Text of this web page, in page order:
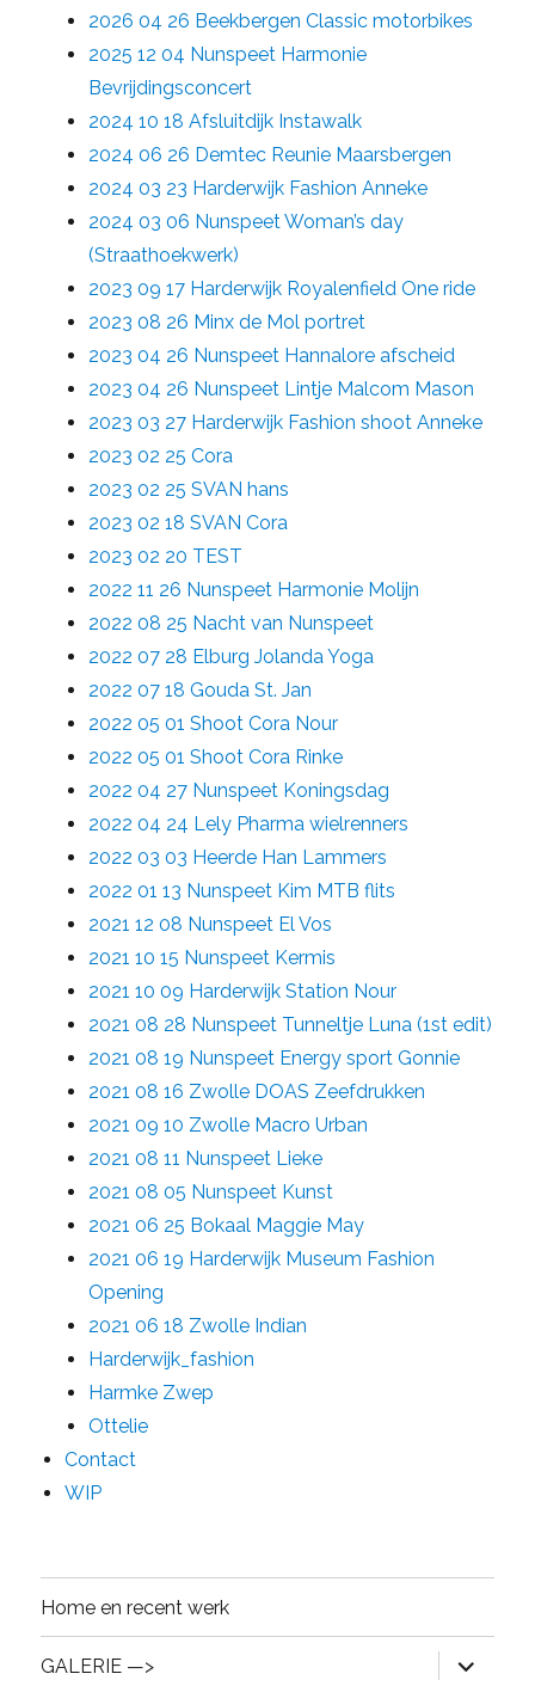
2026 04 26 Beekbergen Classic motorbikes
2025 12 04 Nunspeet Harmonie
Bevrijdingsconcert
2024 10 18 Afsluitdijk Instawalk
2024 06 26 Demtec Reunie Maarsbergen
2024 03 23 Harderwijk Fashion Anneke
2024 03 06 Nunspeet Woman’s day
(Straathoekwerk)
2023 09 17 Harderwijk Royalenfield One ride
2023 08 26 Minx de Mol portret
2023 04 26 Nunspeet Hannalore afscheid
2023 04 26 Nunspeet Lintje Malcom Mason
2023 03 27 Harderwijk Fashion shoot Anneke
2023 02 25 Cora
2023 02 25 SVAN hans
2023 02 18 SVAN Cora
2023 02 20 TEST
2022 11 26 Nunspeet Harmonie Molijn
2022 08 25 Nacht van Nunspeet
2022 07 28 Elburg Jolanda Yoga
2022 07 18 Gouda St. Jan
2022 05 01 Shoot Cora Nour
2022 05 01 Shoot Cora Rinke
2022 04 27 Nunspeet Koningsdag
2022 04 24 Lely Pharma wielrenners
2022 03 03 Heerde Han Lammers
2022 01 13 Nunspeet Kim MTB flits
2021 12 08 Nunspeet El Vos
2021 10 15 Nunspeet Kermis
2021 10 09 Harderwijk Station Nour
2021 08 28 Nunspeet Tunneltje Luna (1st edit)
2021 08 19 Nunspeet Energy sport Gonnie
2021 08 16 Zwolle DOAS Zeefdrukken
2021 09 10 Zwolle Macro Urban
2021 08 11 Nunspeet Lieke
2021 08 05 Nunspeet Kunst
2021 06 25 Bokaal Maggie May
2021 06 19 Harderwijk Museum Fashion
Opening
2021 06 18 Zwolle Indian
Harderwijk_fashion
Harmke Zwep
Ottelie
Contact
WIP
Home en recent werk
GALERIE —>
expand
child